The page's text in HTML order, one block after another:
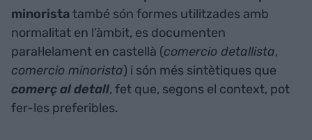
minoristatambé són formes utilitzades amb
normalitat en l’àmbit, es documenten
paral·lelament en castellà (comercio detallista,
comercio minorista) i són més sintètiques que
comerç al detall, fet que, segons el context, pot
fer-les preferibles.